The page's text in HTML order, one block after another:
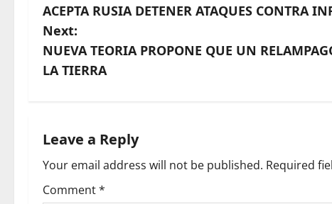
o
s
t
a
v
ACEPTA RUSIA DETENER ATAQUES CONTRA
Next:
NUEVA TEORIA PROPONE QUE UN
LA TIERRA
Leave a Reply
Your email address will not be published. Required
Comment*